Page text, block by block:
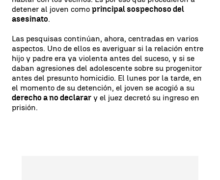
detener al joven como principal sospechoso del
asesinato.
Las pesquisas continúan, ahora, centradas en varios
aspectos. Uno de ellos es averiguar si la relación entre
hijo y padre era ya violenta antes del suceso, y si se
daban agresiones del adolescente sobre su progenitor
antes del presunto homicidio. El lunes por la tarde, en
el momento de su detención, el joven se acogió a su
derecho a no declarar y el juez decretó su ingreso en
prisión.